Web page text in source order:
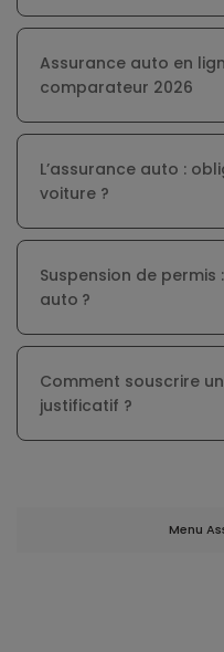
Assurance auto en
comparateur 2026
L’assurance auto :
voiture ?
Suspension de permis
auto ?
Comment souscrire
justificatif ?
Menu